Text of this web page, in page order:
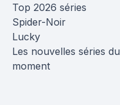
Top 2026 séries
Spider-Noir
Lucky
Les nouvelles séries du
moment